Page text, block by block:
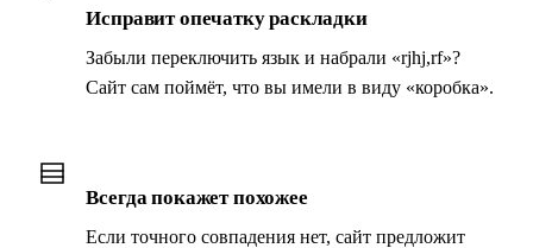
Исправит опечатку раскладки
Забыли переключить язык и набрали «rjhj,rf»?
Сайт сам поймёт, что вы имели в виду «коробка».
Всегда покажет похожее
Если точного совпадения нет, сайт предложит